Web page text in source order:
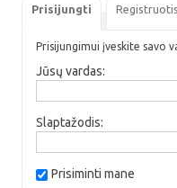
Prisijungti Registruotis
Prisijungimui įveskite savo
Jūsų vardas:
Slaptažodis:
Prisiminti mane